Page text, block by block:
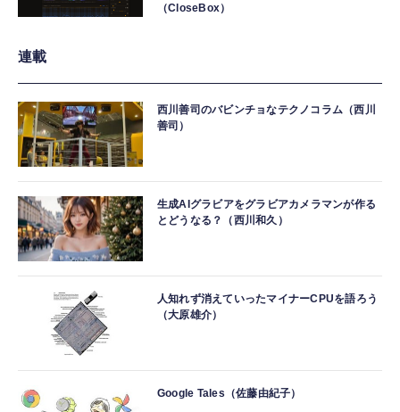
（CloseBox）
連載
西川善司のバビンチョなテクノコラム（西川
善司）
生成AIグラビアをグラビアカメラマンが作る
とどうなる？（西川和久）
人知れず消えていったマイナーCPUを語ろう
（大原雄介）
Google Tales（佐藤由紀子）